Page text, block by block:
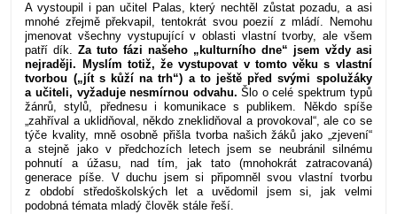
A vystoupil i pan učitel Palas, který nechtěl zůstat pozadu, a asi
mnohé zřejmě překvapil, tentokrát svou poezií z mládí. Nemohu
jmenovat všechny vystupující v oblasti vlastní tvorby, ale všem
patří dík.Za tuto fázi našeho „kulturního dne“ jsem vždy asi
nejraději. Myslím totiž, že vystupovat v tomto věku s vlastní
tvorbou („jít s kůží na trh“) a to ještě před svými spolužáky
a učiteli, vyžaduje nesmírnou odvahu.Šlo o celé spektrum typů
žánrů, stylů, přednesu i komunikace s publikem. Někdo spíše
„zahříval a uklidňoval, někdo zneklidňoval a provokoval“, ale co se
týče kvality, mně osobně přišla tvorba našich žáků jako „zjevení“
a stejně jako v předchozích letech jsem se neubránil silnému
pohnutí a úžasu, nad tím, jak tato (mnohokrát zatracovaná)
generace píše. V duchu jsem si připomněl svou vlastní tvorbu
z období středoškolských let a uvědomil jsem si, jak velmi
podobná témata mladý člověk stále řeší.